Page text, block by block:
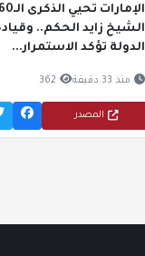
الشيخ زايد الحكم..
الدولة تؤكد الاستمرار...
منذ 33 دقيقة 362
المصدر